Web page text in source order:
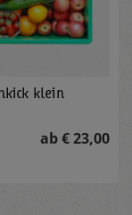
klein
ab € 23,00